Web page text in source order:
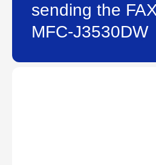
sending the
MFC-J3530DW